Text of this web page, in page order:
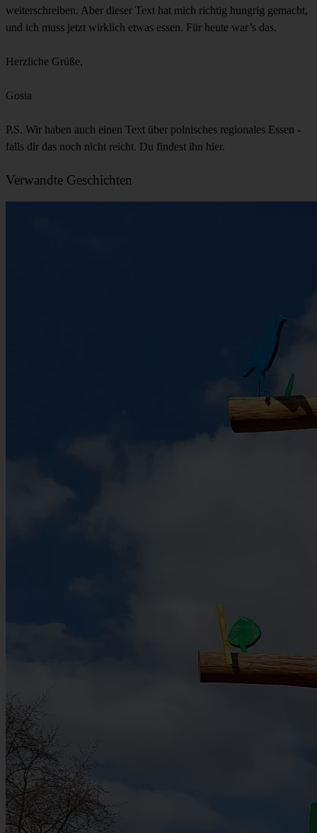
weiterschreiben. Aber dieser Text hat mich richtig hungrig gemacht,
und ich muss jetzt wirklich etwas essen. Für heute war’s das.
Herzliche Grüße,
Gosia
P.S. Wir haben auch einen Text über polnisches regionales Essen -
falls dir das noch nicht reicht. Du findest ihn hier.
Verwandte Geschichten